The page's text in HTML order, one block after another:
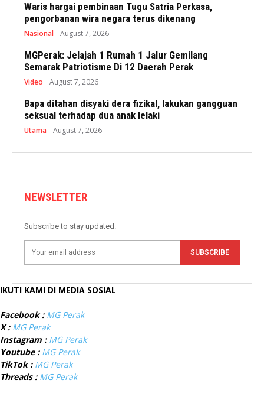
Waris hargai pembinaan Tugu Satria Perkasa,
pengorbanan wira negara terus dikenang
Nasional August 7, 2026
MGPerak: Jelajah 1 Rumah 1 Jalur Gemilang
Semarak Patriotisme Di 12 Daerah Perak
Video August 7, 2026
Bapa ditahan disyaki dera fizikal, lakukan gangguan
seksual terhadap dua anak lelaki
Utama August 7, 2026
NEWSLETTER
Subscribe to stay updated.
SUBSCRIBE
IKUTI KAMI DI MEDIA SOSIAL
Facebook : MG Perak
X : MG Perak
Instagram : MG Perak
Youtube : MG Perak
TikTok : MG Perak
Threads : MG Perak